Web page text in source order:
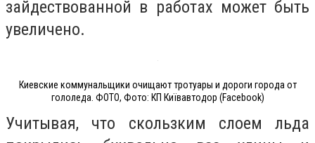
зайдествованной в работах может быть
увеличено.
Киевские коммунальщики очищают тротуары и дороги города от
гололеда. ФОТО, Фото: КП Київавтодор (Facebook)
Учитывая, что скользким слоем льда